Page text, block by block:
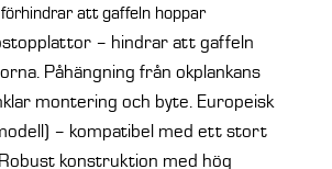
att gaffeln hoppar
– hindrar att gaffeln
Påhängning från okplankans
montering och byte. Europeisk
– kompatibel med ett stort
Robust konstruktion med hög